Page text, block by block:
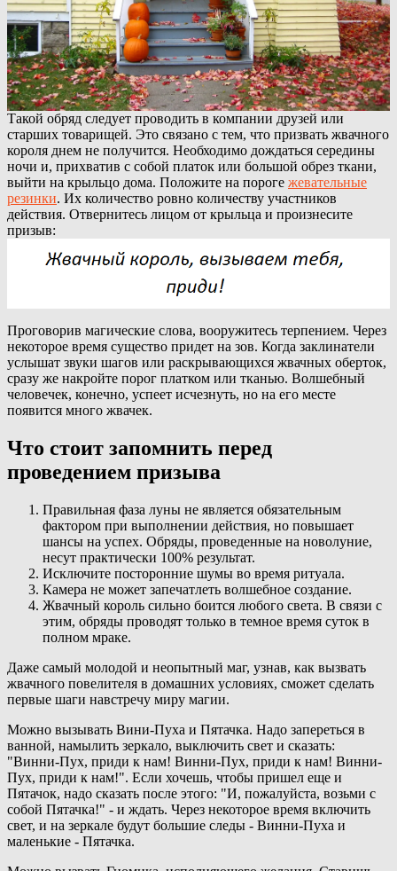
Такой обряд следует проводить в компании друзей или
старших товарищей. Это связано с тем, что призвать жвачного
короля днем не получится. Необходимо дождаться середины
ночи и, прихватив с собой платок или большой обрез ткани,
выйти на крыльцо дома. Положите на пороге жевательные
резинки. Их количество ровно количеству участников
действия. Отвернитесь лицом от крыльца и произнесите
призыв:
Проговорив магические слова, вооружитесь терпением. Через
некоторое время существо придет на зов. Когда заклинатели
услышат звуки шагов или раскрывающихся жвачных оберток,
сразу же накройте порог платком или тканью. Волшебный
человечек, конечно, успеет исчезнуть, но на его месте
появится много жвачек.
Что стоит запомнить перед
проведением призыва
Правильная фаза луны не является обязательным
фактором при выполнении действия, но повышает
шансы на успех. Обряды, проведенные на новолуние,
несут практически 100% результат.
Исключите посторонние шумы во время ритуала.
Камера не может запечатлеть волшебное создание.
Жвачный король сильно боится любого света. В связи с
этим, обряды проводят только в темное время суток в
полном мраке.
Даже самый молодой и неопытный маг, узнав, как вызвать
жвачного повелителя в домашних условиях, сможет сделать
первые шаги навстречу миру магии.
Можно вызывать Вини-Пуха и Пятачка. Надо запереться в
ванной, намылить зеркало, выключить свет и сказать:
"Винни-Пух, приди к нам! Винни-Пух, приди к нам! Винни-
Пух, приди к нам!". Если хочешь, чтобы пришел еще и
Пятачок, надо сказать после этого: "И, пожалуйста, возьми с
собой Пятачка!" - и ждать. Через некоторое время включить
свет, и на зеркале будут большие следы - Винни-Пуха и
маленькие - Пятачка.